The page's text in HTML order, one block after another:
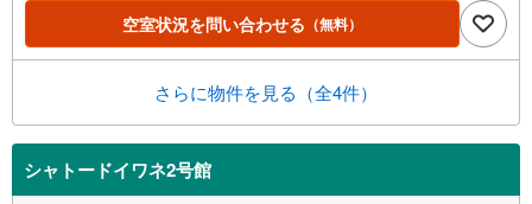
空室状況を問い合わせる （無料）
さらに物件を見る（全4件）
シャトードイワネ2号館